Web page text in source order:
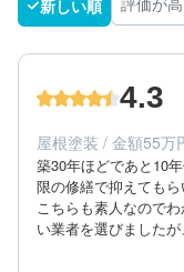
新しい順 評価が
4.3
屋根塗装 / 金額55万
築30年ほどであと10
限の修繕で抑えてもら
こちらも素人なので
い業者を選びましたが